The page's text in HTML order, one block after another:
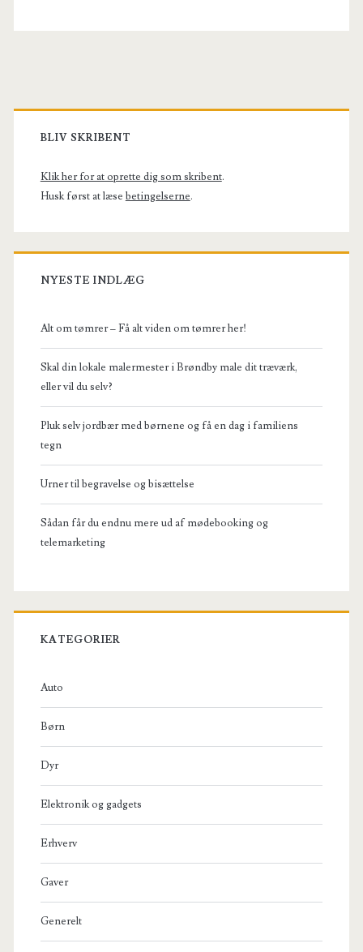
Primary
Sidebar
BLIV SKRIBENT
Klik her for at oprette dig som skribent.
Husk først at læse betingelserne.
NYESTE INDLÆG
Alt om tømrer – Få alt viden om tømrer her!
Skal din lokale malermester i Brøndby male dit træværk,
eller vil du selv?
Pluk selv jordbær med børnene og få en dag i familiens
tegn
Urner til begravelse og bisættelse
Sådan får du endnu mere ud af mødebooking og
telemarketing
KATEGORIER
Auto
Børn
Dyr
Elektronik og gadgets
Erhverv
Gaver
Generelt